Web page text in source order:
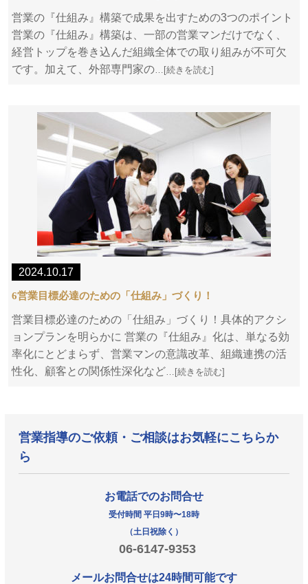
営業の『仕組み』構築で成果を出すための3つのポイント
営業の『仕組み』構築は、一部の営業マンだけでなく、
経営トップを巻き込んだ組織全体での取り組みが不可欠
です。加えて、外部専門家の…[続きを読む]
2024.10.17
6営業目標必達のための「仕組み」づくり！
営業目標必達のための「仕組み」づくり！具体的アクシ
ョンプランを明らかに 営業の『仕組み』化は、単なる効
率化にとどまらず、営業マンの意識改革、組織連携の活
性化、顧客との関係性深化など …[続きを読む]
営業指導のご依頼・ご相談はお気軽にこちらか
ら
お電話でのお問合せ
受付時間 平日9時〜18時
（土日祝除く）
06-6147-9353
メールお問合せは24時間可能です